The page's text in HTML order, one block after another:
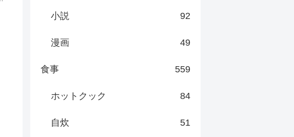
小説 92
漫画 49
食事 559
ホットクック 84
自炊 51